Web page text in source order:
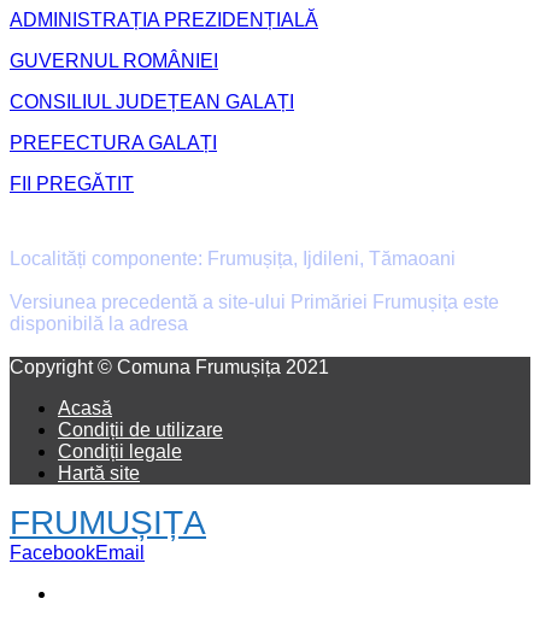
ADMINISTRAȚIA PREZIDENȚIALĂ
GUVERNUL ROMÂNIEI
CONSILIUL JUDEȚEAN GALAȚI
PREFECTURA GALAȚI
FII PREGĂTIT
Localități componente: Frumușița, Ijdileni, Tămaoani
Versiunea precedentă a site-ului Primăriei Frumușița este
disponibilă la adresa
Copyright © Comuna Frumușița 2021
Acasă
Condiții de utilizare
Condiții legale
Hartă site
FRUMUȘIȚA
FacebookEmail